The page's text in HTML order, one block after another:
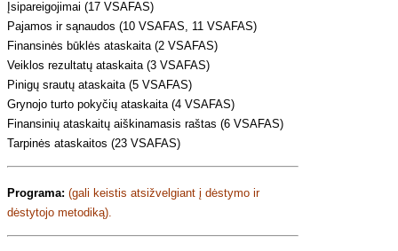
Įsipareigojimai (17 VSAFAS)
Pajamos ir sąnaudos (10 VSAFAS, 11 VSAFAS)
Finansinės būklės ataskaita (2 VSAFAS)
Veiklos rezultatų ataskaita (3 VSAFAS)
Pinigų srautų ataskaita (5 VSAFAS)
Grynojo turto pokyčių ataskaita (4 VSAFAS)
Finansinių ataskaitų aiškinamasis raštas (6 VSAFAS)
Tarpinės ataskaitos (23 VSAFAS)
Programa: (gali keistis atsižvelgiant į dėstymo ir
dėstytojo metodiką).